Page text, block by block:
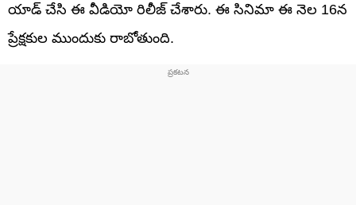
యాడ్ చేసి ఈ వీడియో రిలీజ్ చేశారు. ఈ సినిమా ఈ నెల 16న
ప్రేక్షకుల ముందుకు రాబోతుంది.